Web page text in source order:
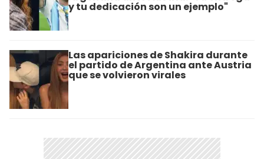
y tu dedicación son un ejemplo"
Las apariciones de Shakira durante
el partido de Argentina ante Austria
que se volvieron virales